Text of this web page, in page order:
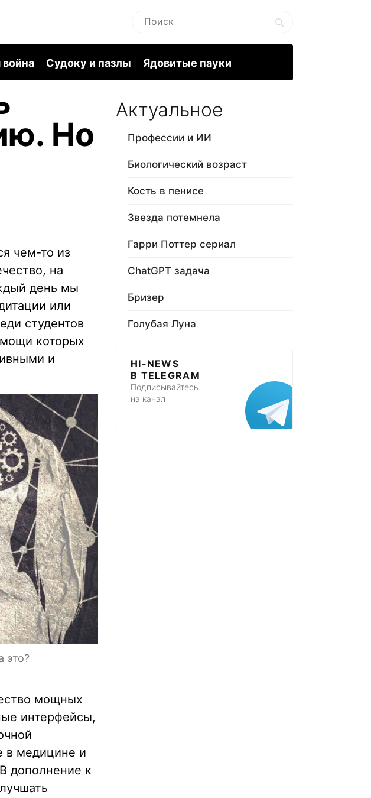
война Судоку и пазлы Ядовитые пауки
Но
чем-то из
на
день мы
или
студентов
которых
и
это?
мощных
интерфейсы,
в медицине и
дополнение к
Актуальное
Профессии и ИИ
Биологический возраст
Кость в пенисе
Звезда потемнела
Гарри Поттер сериал
ChatGPT задача
Бризер
Голубая Луна
HI-NEWS
В TELEGRAM
Подписывайтесь
на канал